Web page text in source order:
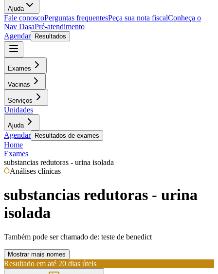
Ajuda
Fale conoscoPerguntas frequentesPeça sua nota fiscalConheça o
Nav DasaPré-atendimento
Agendar
Resultados
Exames
Vacinas
Serviços
Unidades
Ajuda
Agendar Resultados de exames
Home
Exames
substancias redutoras - urina isolada
Análises clínicas
substancias redutoras - urina
isolada
Também pode ser chamado de: teste de benedict
Mostrar mais nomes
Resultado em até 20 dias úteis